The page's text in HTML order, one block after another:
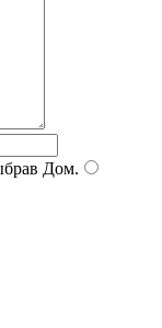
Дом.